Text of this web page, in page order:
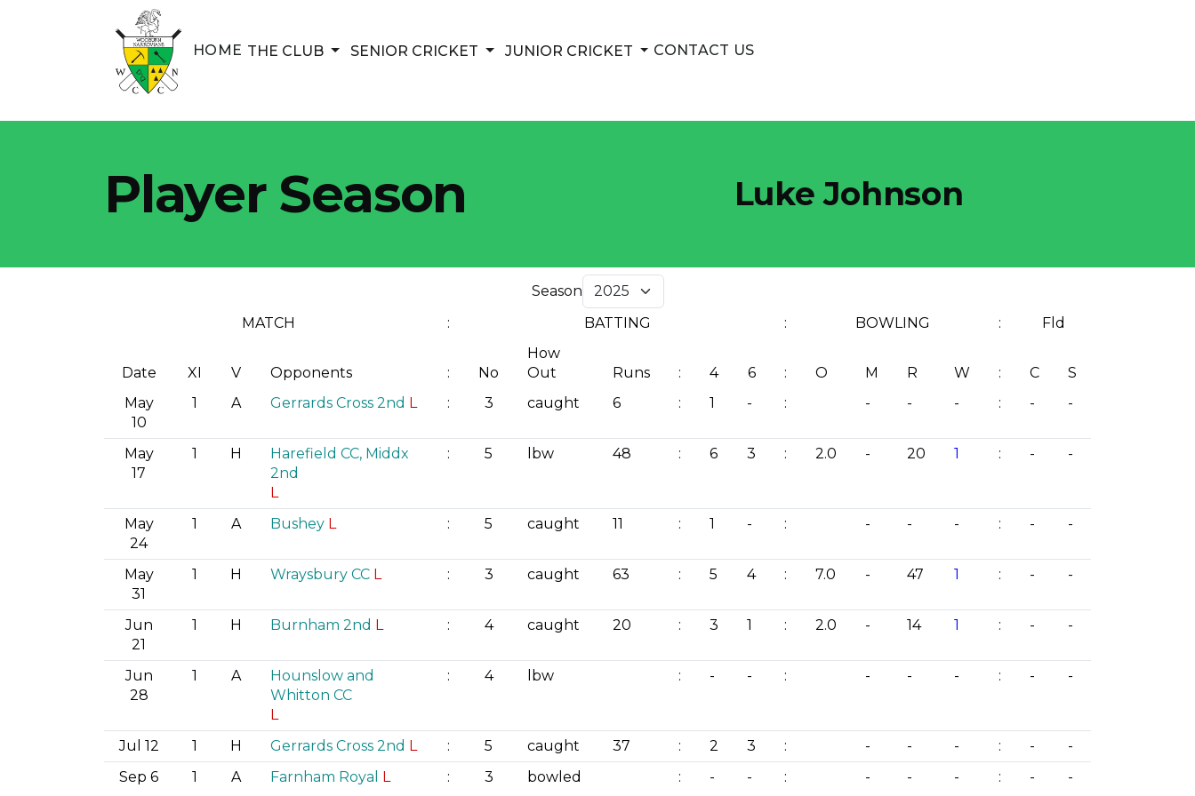
HOME THE CLUB SHOW SUBMENU
SENIOR CRICKET SHOW SUBMENU
JUNIOR CRICKET SHOW SUBMENU
CONTACT US
Player Season Luke Johnson
Season
MATCH
: BATTING : BOWLING : Fld
Date XI V Opponents : No
How
Out
Runs : 4 6 : O M R W : C
S
May
10
1 A Gerrards Cross 2nd L : 3 caught 6 : 1 - : - - - : - -
May
17
1 H
Harefield CC, Middx
2nd
L
: 5 lbw 48 : 6 3 : 2.0 - 20 1 : - -
May
24
1 A Bushey L : 5 caught 11 : 1 - : - - - : - -
May
31
1 H Wraysbury CC L : 3 caught 63 : 5 4 : 7.0 - 47 1 : - -
Jun
21
1 H Burnham 2nd L : 4 caught 20 : 3 1 : 2.0 - 14 1 : - -
Jun
28
1 A
Hounslow and
Whitton CC
L
: 4 lbw : - - : - - - : - -
Jul 12 1 H Gerrards Cross 2nd L : 5 caught 37 : 2 3 : - - - : -
-
Sep 6
1 A Farnham Royal L : 3 bowled : - - : - - - : - -